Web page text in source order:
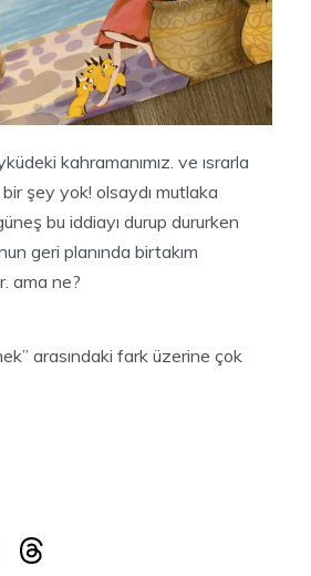
kahramanımız. ve ısrarla
şey yok! olsaydı mutlaka
bu iddiayı durup dururken
geri planında birtakım
ama ne?
arasındaki fark üzerine çok
T